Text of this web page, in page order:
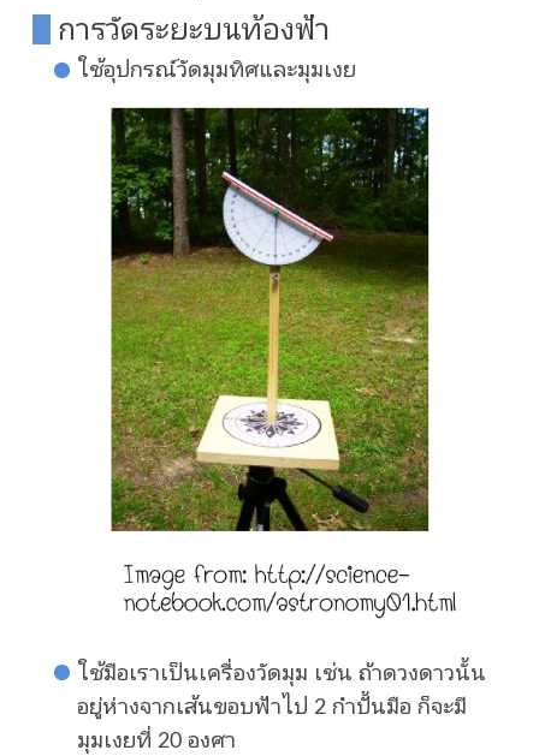
การวัดระยะบนท้องฟ้า
ใช้อุปกรณ์วัดมุมทิศและมุมเงย
ใช้มือเราเป็นเครื่องวัดมุม เช่น ถ้าดวงดาวนั้น
อยู่ห่างจากเส้นขอบฟ้าไป 2 กำปั้นมือ ก็จะมี
มุมเงยที่ 20 องศา